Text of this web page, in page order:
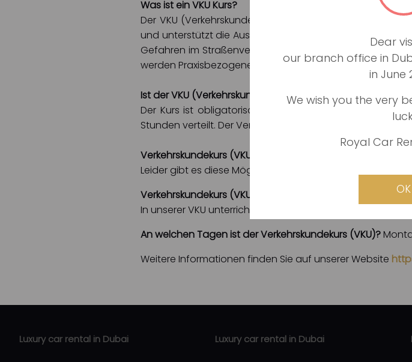
Was ist ein VKU Kurs?
Der VKU (Verkehrskundekurs) in Zürich ist eine
und unterstützt die Ausbildung im praktischen
Gefahren im Straßenverkehr zu verhalten hast. Wir
werden Praxisbezogene Beispiele besprochen.
Ist der VKU (Verkehrskundekurs) obligatorisch?
Der Kurs ist obligatorisch und dauert 8 Stunden (4 x
Stunden verteilt. Der Verkehrskundekurs ist bei einem
Verkehrskundekurs (VKU) Online?
Leider gibt es diese Möglichkeit nicht.
Verkehrskundekurs (VKU) Wochenende (Samstag,
In unserer VKU unterrichten wir den VKU an
An welchen Tagen ist der Verkehrskundekurs (VKU)?
Weitere Informationen finden Sie auf unserer Website
Luxury car rental in Dubai Luxury car rental in Dubai
Dear
our branch office in
in June
We wish you the very
Royal Car
OK